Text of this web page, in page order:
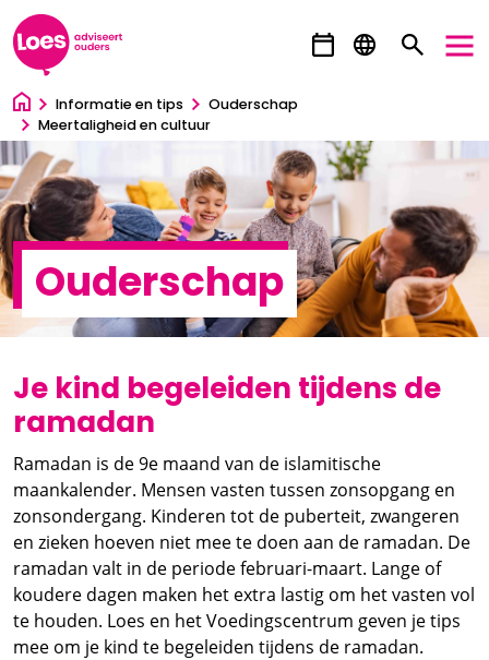
Ga direct naar inhoud
Informatie en tips
Ouderschap
Meertaligheid en cultuur
Ouderschap
Je kind begeleiden tijdens de
ramadan
Ramadan is de 9e maand van de islamitische
maankalender. Mensen vasten tussen zonsopgang en
zonsondergang. Kinderen tot de puberteit, zwangeren
en zieken hoeven niet mee te doen aan de ramadan. De
ramadan valt in de periode februari-maart. Lange of
koudere dagen maken het extra lastig om het vasten vol
te houden. Loes en het Voedingscentrum geven je tips
mee om je kind te begeleiden tijdens de ramadan.